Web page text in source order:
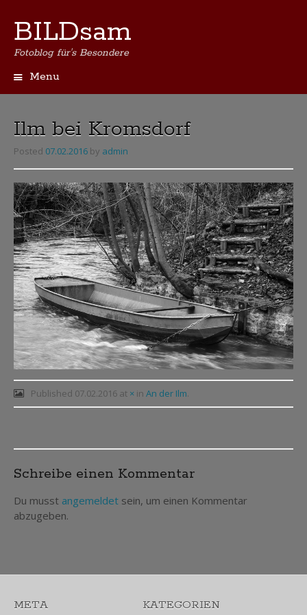
BILDsam
Fotoblog für's Besondere
Menu
Ilm bei Kromsdorf
Posted 07.02.2016 by admin
Published 07.02.2016at × in An der Ilm.
Post
navigation
Schreibe einen Kommentar
Du musst angemeldet sein, um einen Kommentar
abzugeben.
META KATEGORIEN